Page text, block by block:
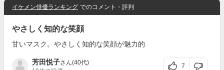
イケメン俳優ランキング でのコメント・評判
やさしく知的な笑顔
甘いマスク。やさしく知的な笑顔が魅力的
芳田悦子さん(40代)
7